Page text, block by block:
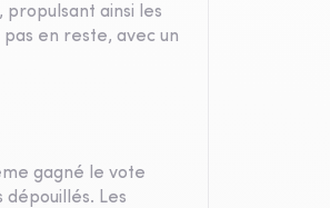
ainsi les
en reste, avec un
gagné le vote
dépouillés. Les